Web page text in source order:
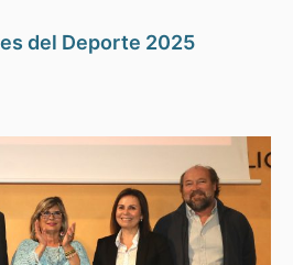
del Deporte 2025